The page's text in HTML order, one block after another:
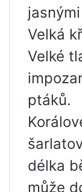
Velká
Velké
ptáků.
délka
může